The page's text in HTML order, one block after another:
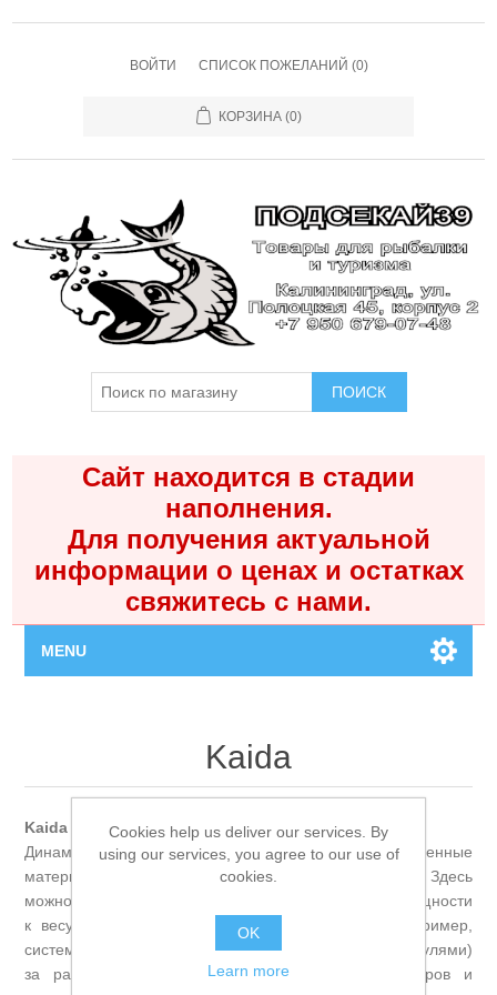
ВОЙТИ СПИСОК ПОЖЕЛАНИЙ (0)
КОРЗИНА (0)
ПОИСК
Сайт находится в стадии
наполнения.
Для получения актуальной
информации о ценах и остатках
свяжитесь с нами.
MENU
Контакты
Личный кабинет
Поиск
Kaida
Kaida — Агрессивный прогресс.
Динамичный бренд, который быстро внедряет современные
материалы и конструкции, делая их доступными. Здесь
можно найти удилища с отличным соотношением мощности
к весу и катушки с интересными решениями (например,
системами дальнего заброса или облегчёнными шпулями)
за разумные деньги. Выбор для экспериментаторов и
Cookies help us deliver our services. By
using our services, you agree to our use of
cookies.
OK
Learn more